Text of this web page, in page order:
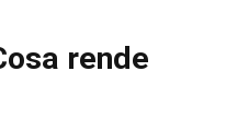
rende